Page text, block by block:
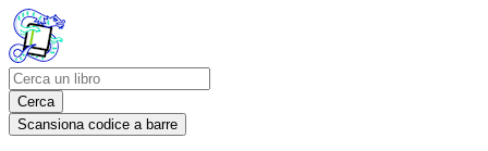
Cerca
Scansiona codice a barre